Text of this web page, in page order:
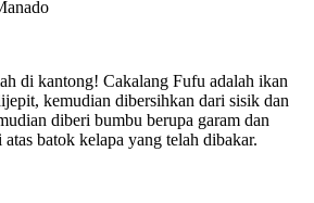
di kantong! Cakalang Fufu adalah ikan
kemudian dibersihkan dari sisik dan
diberi bumbu berupa garam dan
batok kelapa yang telah dibakar.